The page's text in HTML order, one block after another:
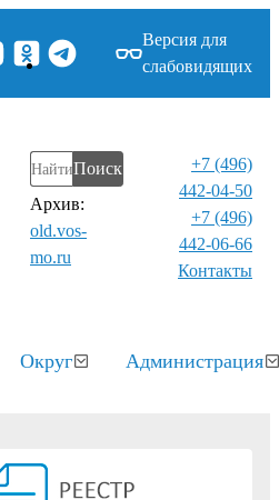
Версия для
слабовидящих
Поиск
Архив:
old.vos-
mo.ru
+7 (496)
442-04-50
+7 (496)
442-06-66
Контакты⁠
Округ Администрация